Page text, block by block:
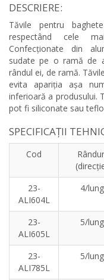
DESCRIERE:
Tăvile pentru
respectând cele
Confecționate din
sudate pe o ramă de
rândul ei, de ramă.
evita apariția așa
inferioară a produsului.
pot fi siliconate sau
SPECIFICAȚII
Cod
23-
ALI604L
4/lung
23-
ALI605L
5/lung
23-
ALI785L
5/lung